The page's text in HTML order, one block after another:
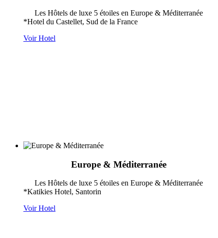
Les Hôtels de luxe 5 étoiles en Europe & Méditerranée
*Hotel du Castellet, Sud de la France
Voir Hotel
Europe & Méditerranée
Les Hôtels de luxe 5 étoiles en Europe & Méditerranée
*Katikies Hotel, Santorin
Voir Hotel